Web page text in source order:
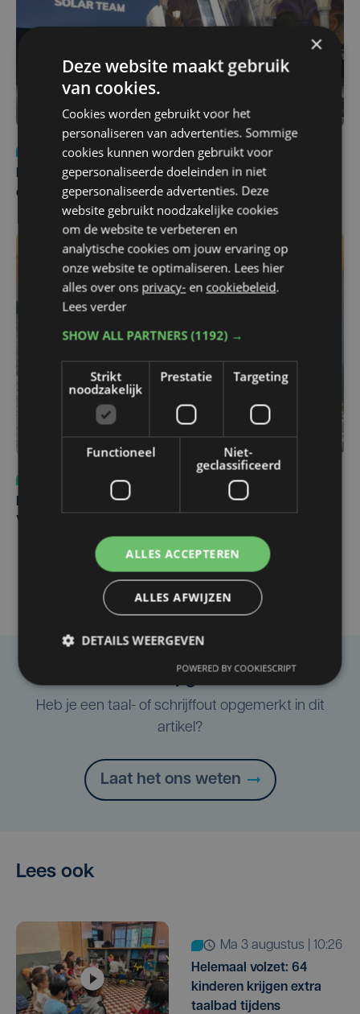
Nieuws
za 1 augustus | 22:36
Belgisch Solar Team met West-Vlamingen wint voor
eerst in VS
do 6 augustus | 10:49
Margot Vanpachtenbeke beklimt zeven keer de Mont
Ventoux
Heb je een taal- of schrijffout opgemerkt in dit
artikel?
Laat het ons weten
Lees ook
ma 3 augustus | 10:26
Helemaal volzet: 64
kinderen krijgen extra
taalbad tijdens
×
Deze website maakt gebruik
van cookies.
Cookies worden gebruikt voor het
personaliseren van advertenties. Sommige
cookies kunnen worden gebruikt voor
gepersonaliseerde doeleinden in niet
gepersonaliseerde advertenties. Deze
website gebruikt noodzakelijke cookies
om de website te verbeteren en
analytische cookies om jouw ervaring op
onze website te optimaliseren. Lees hier
alles over ons privacy- en cookiebeleid.
Lees verder
SHOW ALL PARTNERS(1192) →
Strikt
noodzakelijk
Prestatie Targeting
Functioneel
Niet-
geclassificeerd
ALLES ACCEPTEREN
ALLES AFWIJZEN
DETAILS WEERGEVEN
POWERED BY COOKIESCRIPT